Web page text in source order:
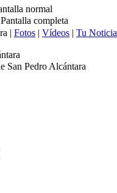
normal
Pantalla completa
| Fotos | Vídeos | Tu Noticia
San Pedro Alcántara